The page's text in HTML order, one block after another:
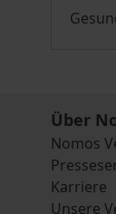
Über
Nomos
Karriere
Unsere